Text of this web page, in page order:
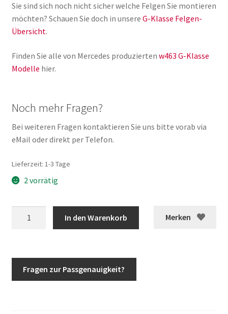
Sie sind sich noch nicht sicher welche Felgen Sie montieren
möchten? Schauen Sie doch in unsere G-Klasse Felgen-
Übersicht.
Finden Sie alle von Mercedes produzierten w463 G-Klasse
Modelle hier.
Noch mehr Fragen?
Bei weiteren Fragen kontaktieren Sie uns bitte vorab via
eMail oder direkt per Telefon.
Lieferzeit: 1-3 Tage
2 vorrätig
Merken
Reparaturblech
In den Warenkorb
Fragen zur Passgenauigkeit?